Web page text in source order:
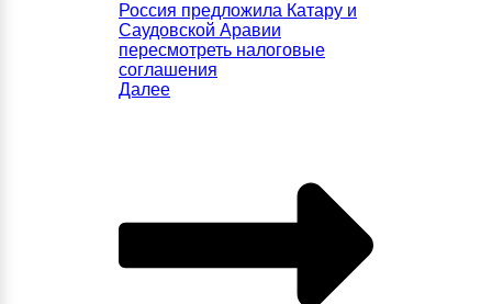
Россия предложила Катару и
Саудовской Аравии
пересмотреть налоговые
соглашения
Далее